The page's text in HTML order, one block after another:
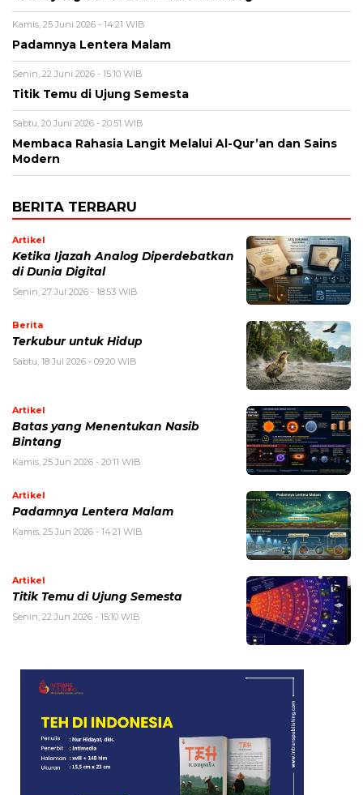
Kamis, 25 Juni 2026 - 14:21 WIB
Padamnya Lentera Malam
Senin, 22 Juni 2026 - 15:10 WIB
Titik Temu di Ujung Semesta
Sabtu, 20 Juni 2026 - 20:51 WIB
Membaca Rahasia Langit Melalui Al-Qur’an dan Sains
Modern
BERITA TERBARU
Artikel
Ketika Ijazah Analog Diperdebatkan
di Dunia Digital
Senin, 27 Jul 2026 - 18:53 WIB
Berita
Terkubur untuk Hidup
Sabtu, 18 Jul 2026 - 09:20 WIB
Artikel
Batas yang Menentukan Nasib
Bintang
Kamis, 25 Jun 2026 - 20:11 WIB
Artikel
Padamnya Lentera Malam
Kamis, 25 Jun 2026 - 14:21 WIB
Artikel
Titik Temu di Ujung Semesta
Senin, 22 Jun 2026 - 15:10 WIB